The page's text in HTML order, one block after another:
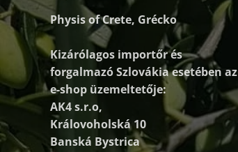
Physis of Crete, Grécko
Kizárólagos importőr és
forgalmazóSzlovákia esetében az
e-shop üzemeltetője:
AK4 s.r.o,
Královoholská 10
Banská Bystrica